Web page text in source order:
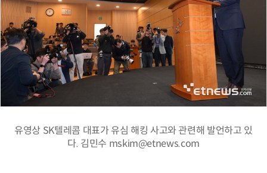
유영상 SK텔레콤 대표가 유심 해킹 사고와 관련해 발언하고 있
다. 김민수 mskim@etnews.com